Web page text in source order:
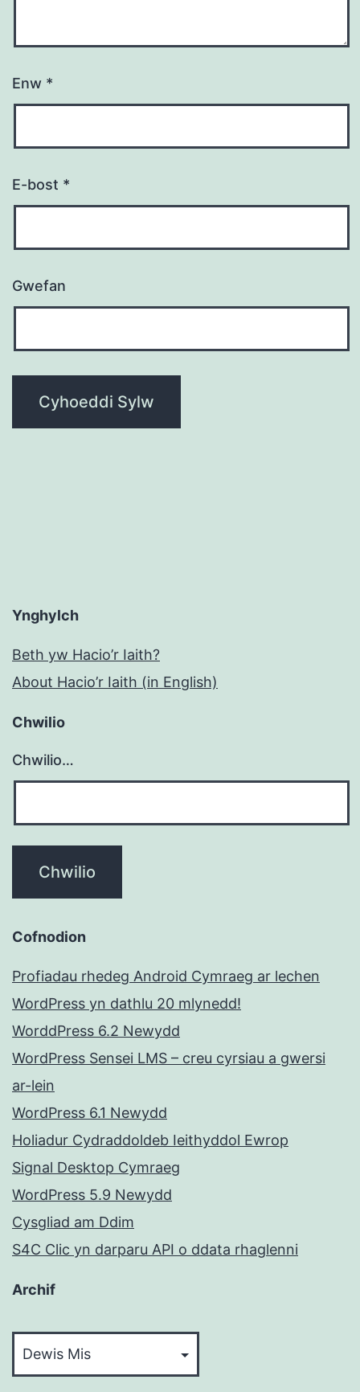
Enw *
E-bost *
Gwefan
Ynghylch
Beth yw Hacio’r Iaith?
About Hacio’r Iaith (in English)
Chwilio
Chwilio…
Cofnodion
Profiadau rhedeg Android Cymraeg ar lechen
WordPress yn dathlu 20 mlynedd!
WorddPress 6.2 Newydd
WordPress Sensei LMS – creu cyrsiau a gwersi
ar-lein
WordPress 6.1 Newydd
Holiadur Cydraddoldeb Ieithyddol Ewrop
Signal Desktop Cymraeg
WordPress 5.9 Newydd
Cysgliad am Ddim
S4C Clic yn darparu API o ddata rhaglenni
Archif